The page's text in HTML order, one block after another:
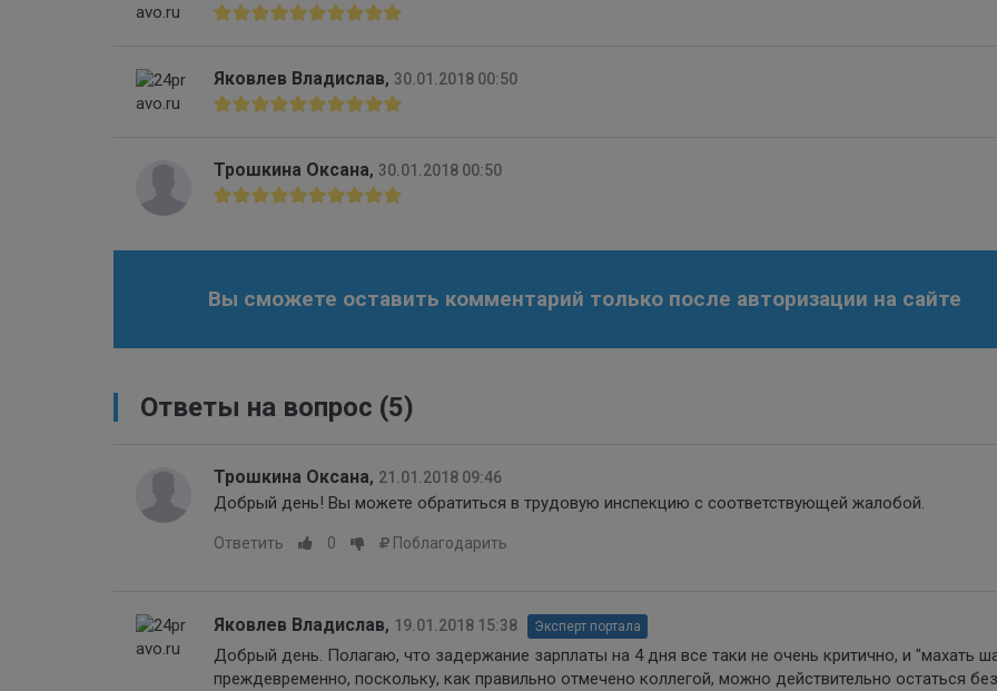
Яковлев Владислав, 30.01.2018 00:50
Трошкина Оксана, 30.01.2018 00:50
Вы сможете оставить комментарий только после авторизации на сайте
Ответы на вопрос (5)
Трошкина Оксана, 21.01.2018 09:46
Добрый день! Вы можете обратиться в трудовую инспекцию с соответствующей жалобой.
Ответить 0 Поблагодарить
Яковлев Владислав, 19.01.2018 15:38 Эксперт портала
Добрый день. Полагаю, что задержание зарплаты на 4 дня все таки не очень критично, и "махать
преждевременно, поскольку, как правильно отмечено коллегой, можно действительно остаться без